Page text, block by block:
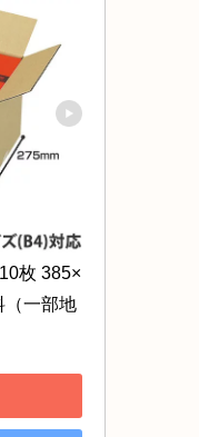
枚 385×
（一部地